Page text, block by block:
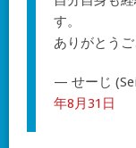
す。
ありがとう
— せーじ
年8月31日